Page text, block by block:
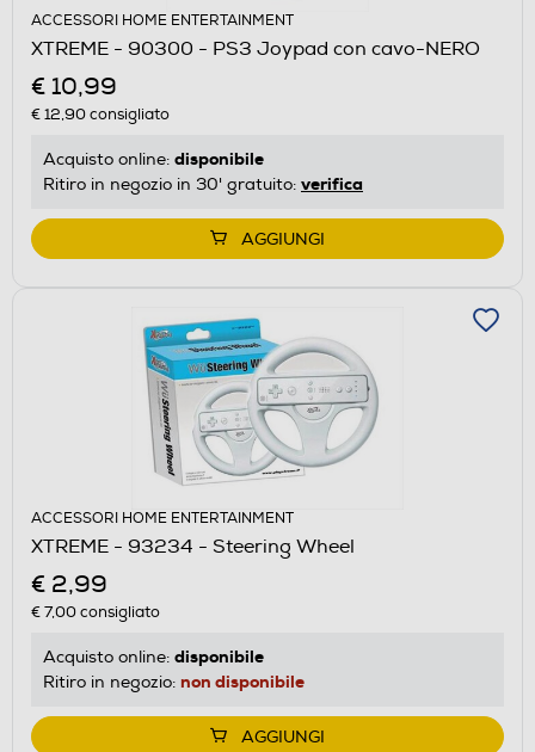
ACCESSORI HOME ENTERTAINMENT
XTREME - 90300 - PS3 Joypad con cavo-NERO
€ 10,99
€ 12,90consigliato
Acquisto online: disponibile
Ritiro in negozio in 30' gratuito: verifica
AGGIUNGI
ACCESSORI HOME ENTERTAINMENT
XTREME - 93234 - Steering Wheel
€ 2,99
€ 7,00consigliato
Acquisto online: disponibile
Ritiro in negozio: non disponibile
AGGIUNGI